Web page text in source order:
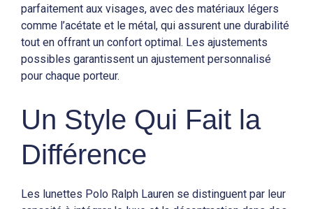
parfaitement aux visages, avec des matériaux légers
comme l’acétate et le métal, qui assurent une durabilité
tout en offrant un confort optimal. Les ajustements
possibles garantissent un ajustement personnalisé
pour chaque porteur.
Un Style Qui Fait la
Différence
Les lunettes Polo Ralph Lauren se distinguent par leur